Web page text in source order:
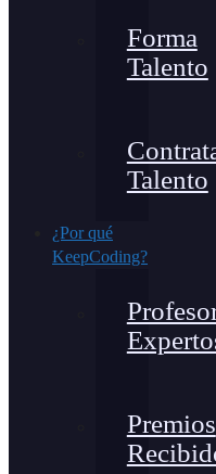
Forma
Talento
Talento
¿Por qué
KeepCoding?
Premios